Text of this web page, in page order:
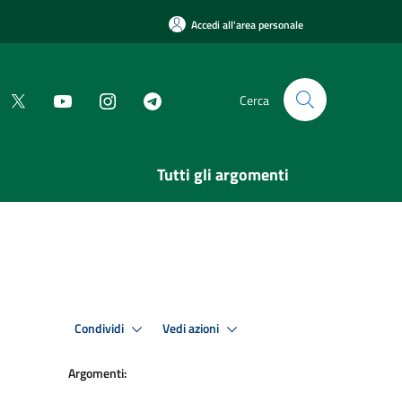
Accedi all'area personale
Cerca
Tutti gli argomenti
Condividi Vedi azioni
Argomenti: